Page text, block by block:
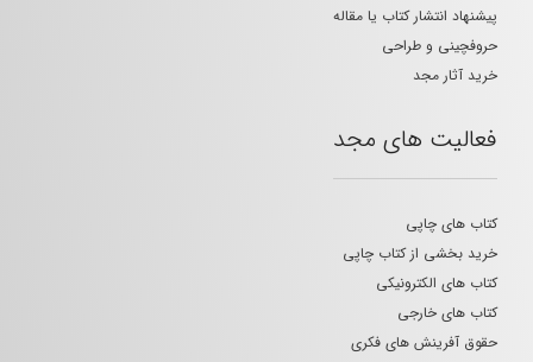
پیشنهاد انتشار کتاب یا مقاله
حروفچینی و طراحی
خرید آثار مجد
فعالیت های مجد
کتاب های چاپی
خرید بخشی از کتاب چاپی
کتاب های الکترونیکی
کتاب های خارجی
حقوق آفرینش های فکری